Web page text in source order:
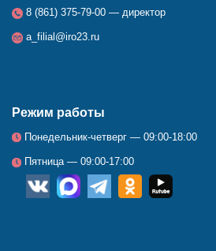
8 (861) 375-79-00 — директор
a_filial@iro23.ru
Режим работы
Понедельник-четверг — 09:00-18:00
Пятница — 09:00-17:00